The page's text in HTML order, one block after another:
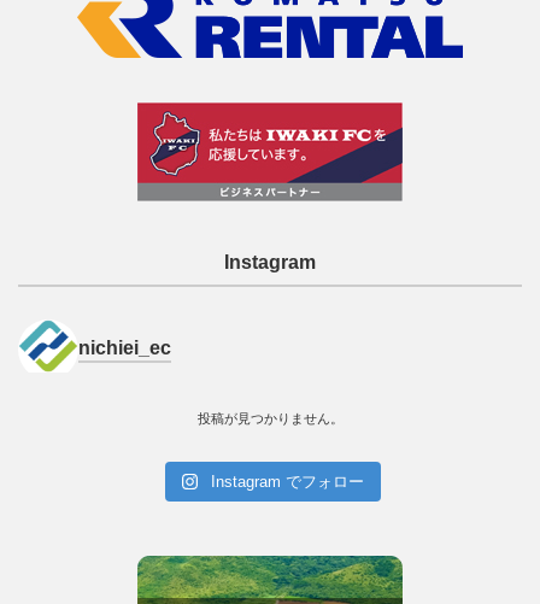
Instagram
nichiei_ec
投稿が見つかりません。
Instagram でフォロー